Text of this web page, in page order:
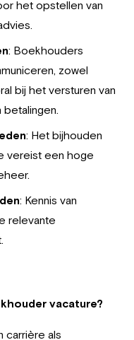
het opstellen van
: Boekhouders
zowel
bij het versturen van
: Het bijhouden
vereist een hoge
: Kennis van
relevante
vacature?
carrière als